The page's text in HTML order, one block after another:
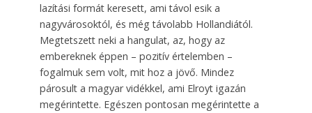
lazítási formát keresett, ami távol esik a
nagyvárosoktól, és még távolabb Hollandiától.
Megtetszett neki a hangulat, az, hogy az
embereknek éppen – pozitív értelemben –
fogalmuk sem volt, mit hoz a jövő. Mindez
párosult a magyar vidékkel, ami Elroyt igazán
megérintette. Egészen pontosan megérintette a